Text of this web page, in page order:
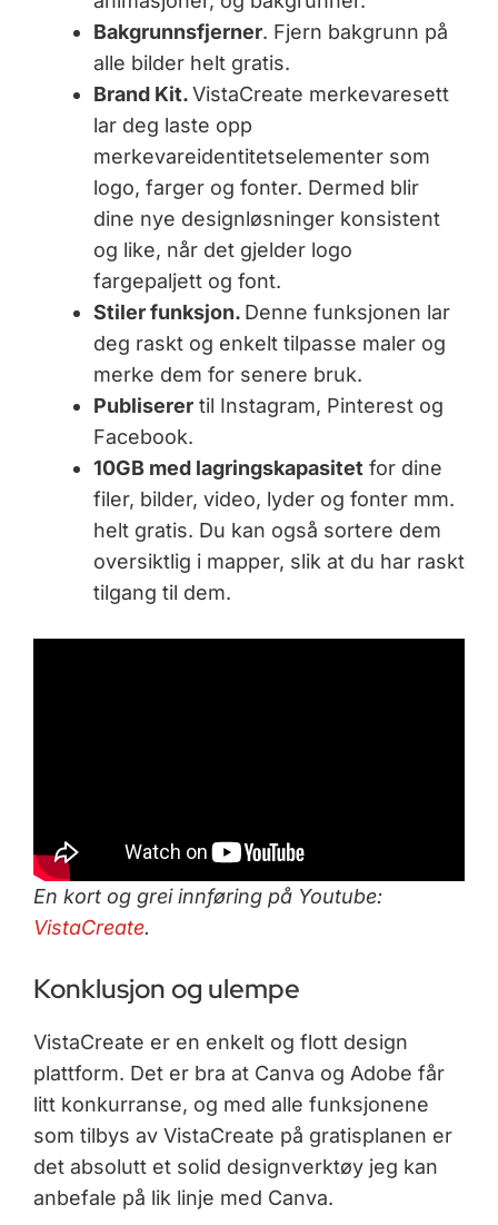
Bakgrunnsfjerner. Fjern bakgrunn på
alle bilder helt gratis.
Brand Kit.VistaCreate merkevaresett
lar deg laste opp
merkevareidentitetselementer som
logo, farger og fonter. Dermed blir
dine nye designløsninger konsistent
og like, når det gjelder logo
fargepaljett og font.
Stiler funksjon. Denne funksjonen lar
deg raskt og enkelt tilpasse maler og
merke dem for senere bruk.
Publiserertil Instagram, Pinterest og
Facebook.
10GB med lagringskapasitet for dine
filer, bilder, video, lyder og fonter mm.
helt gratis. Du kan også sortere dem
oversiktlig i mapper, slik at du har raskt
tilgang til dem.
En kort og grei innføring på Youtube:
VistaCreate.
Konklusjon og ulempe
VistaCreate er en enkelt og flott design
plattform. Det er bra at Canva og Adobe får
litt konkurranse, og med alle funksjonene
som tilbys av VistaCreate på gratisplanen er
det absolutt et solid designverktøy jeg kan
anbefale på lik linje med Canva.